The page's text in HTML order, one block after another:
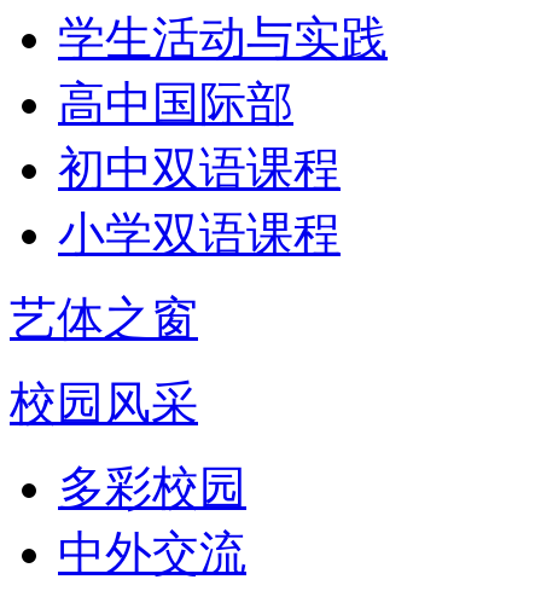
学生活动与实践
高中国际部
初中双语课程
小学双语课程
艺体之窗
校园风采
多彩校园
中外交流